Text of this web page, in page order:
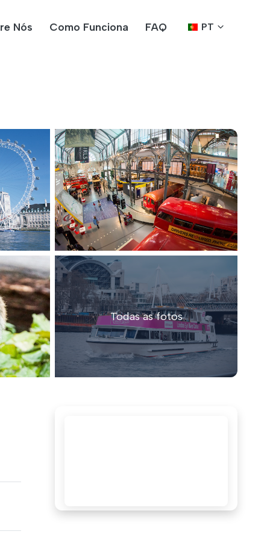
Nós Como Funciona FAQ PT
Todas as fotos